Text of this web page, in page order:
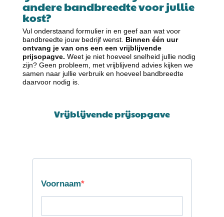
andere bandbreedte voor jullie
kost?
Vul onderstaand formulier in en geef aan wat voor
bandbreedte jouw bedrijf wenst. Binnen één uur
ontvang je van ons een een vrijblijvende
prijsopagve. Weet je niet hoeveel snelheid jullie nodig
zijn? Geen probleem, met vrijblijvend advies kijken we
samen naar jullie verbruik en hoeveel bandbreedte
daarvoor nodig is.
Vrijblijvende prijsopgave